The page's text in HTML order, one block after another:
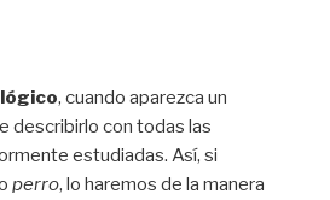
, cuando aparezca un
describirlo con todas las
estudiadas. Así, si
perro, lo haremos de la manera